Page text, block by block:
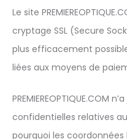
Le site
cryptage SSL (Secure
plus efficacement
liées aux moyens de
PREMIEREOPTIQUE.COM
confidentielles relatives
pourquoi les